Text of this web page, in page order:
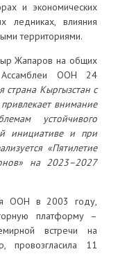
и экономических
ледниках, влияния
территориями.
Жапаров на общих
Ассамблеи ООН 24
страна Кыргызстан с
внимание
устойчивого
инициативе и при
«Пятилетие
на 2023–2027
ООН в 2003 году,
платформу –
встречи на
11